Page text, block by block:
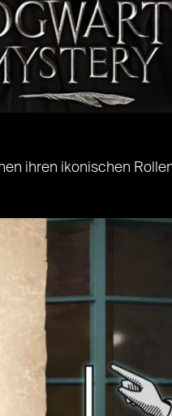
ihren ikonischen